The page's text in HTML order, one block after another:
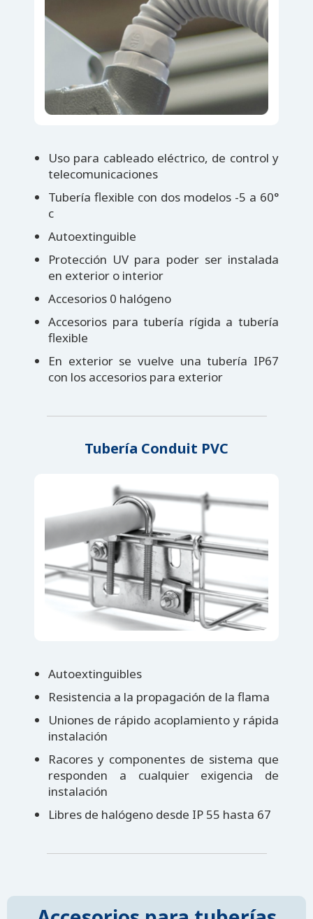
Uso para cableado eléctrico, de control y
telecomunicaciones
Tubería flexible con dos modelos -5 a 60°
c
Autoextinguible
Protección UV para poder ser instalada
en exterior o interior
Accesorios 0 halógeno
Accesorios para tubería rígida a tubería
flexible
En exterior se vuelve una tubería IP67
con los accesorios para exterior
Tubería Conduit PVC
Autoextinguibles
Resistencia a la propagación de la flama
Uniones de rápido acoplamiento y rápida
instalación
Racores y componentes de sistema que
responden a cualquier exigencia de
instalación
Libres de halógeno desde IP 55 hasta 67